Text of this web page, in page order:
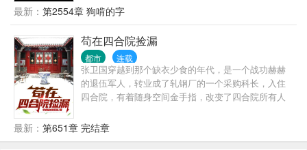
车轮下救了一个孕妇。 也许是老天爷感动他的回头是
岸，把他送回了1992年，这个传统思维还占据着主导
地位的时代。一个拥有无比开放观念和阅历的男人，
对这个时代的冲击是巨大的，对御姐的诱惑也是巨大
的。
最新： 第2554章 狗啃的字
苟在四合院捡漏
都市 连载
张卫国穿越到那个缺衣少食的年代，是一个战功赫赫
的退伍军人，转业成了轧钢厂的一个采购科长，入住
四合院，有着随身空间金手指，改变了四合院所有人
国在这个动乱的年代，书写自己的传奇！
最新： 第651章 完结章